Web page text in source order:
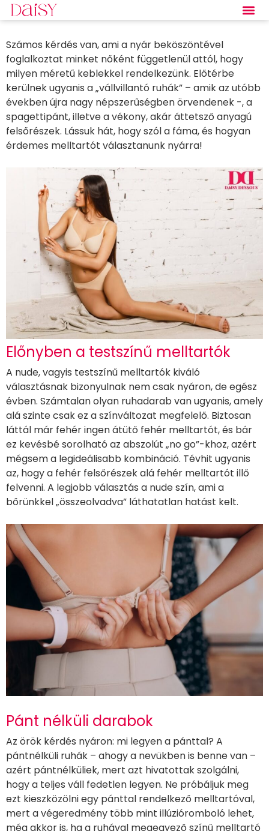
Számos kérdés van, ami a nyár beköszöntével
foglalkoztat minket nőként függetlenül attól, hogy
milyen méretű keblekkel rendelkezünk. Előtérbe
kerülnek ugyanis a „vállvillantó ruhák” – amik az utóbb
években újra nagy népszerűségben örvendenek -, a
spagettipánt, illetve a vékony, akár áttetsző anyagú
felsőrészek. Lássuk hát, hogy szól a fáma, és hogyan
érdemes melltartót választanunk nyárra!
Előnyben a testszínű melltartók
A nude, vagyis testszínű melltartók kiváló
választásnak bizonyulnak nem csak nyáron, de egész
évben. Számtalan olyan ruhadarab van ugyanis, amely
alá szinte csak ez a színváltozat megfelelő. Biztosan
láttál már fehér ingen átütő fehér melltartót, és bár
ez kevésbé sorolható az abszolút „no go”-khoz, azért
mégsem a legideálisabb kombináció. Tévhit ugyanis
az, hogy a fehér felsőrészek alá fehér melltartót illő
felvenni. A legjobb választás a nude szín, ami a
bőrünkkel „összeolvadva” láthatatlan hatást kelt.
Pánt nélküli darabok
Az örök kérdés nyáron: mi legyen a pánttal? A
pántnélküli ruhák – ahogy a nevükben is benne van –
azért pántnélküliek, mert azt hivatottak szolgálni,
hogy a teljes váll fedetlen legyen. Ne próbáljuk meg
ezt kieszközölni egy pánttal rendelkező melltartóval,
mert a végeredmény több mint illúzióromboló lehet,
még akkor is, ha a ruhával megegyező színű melltartó